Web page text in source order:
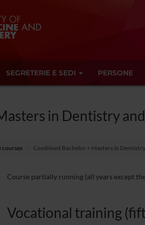
SEGRETERIE E SEDI PERSONE
in Dentistry
courses Combined Bachelor + Masters in
Course partially running (all years except
Vocational training